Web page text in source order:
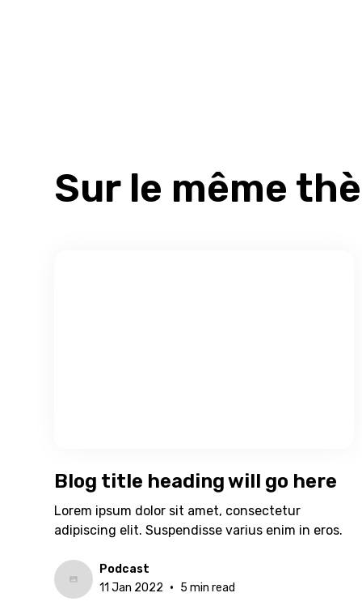
Sur le même
Blog title heading will go here
Lorem ipsum dolor sit amet, consectetur
adipiscing elit. Suspendisse varius enim in eros.
Podcast
11 Jan 2022 • 5 min read